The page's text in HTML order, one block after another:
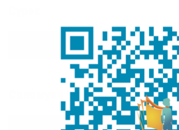
Аудиоплеер
Соломуон Муударай
Аудиоплеер